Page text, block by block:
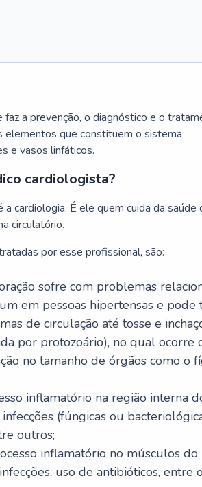
a prevenção, o diagnóstico e o
elementos que constituem o sistema
e vasos linfáticos.
cardiologista?
cardiologia. É ele quem cuida da saúde
circulatório.
por esse profissional, são:
sofre com problemas
em pessoas hipertensas e pode
de circulação até tosse e
por protozoário), no qual ocorre
no tamanho de órgãos como o
inflamatório na região interna
(fúngicas ou
outros;
inflamatório no músculos do
uso de antibióticos, entre